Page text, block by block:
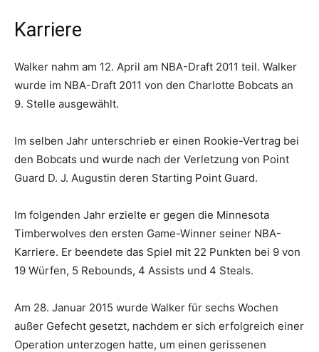
Karriere
Walker nahm am 12. April am NBA-Draft 2011 teil. Walker
wurde im NBA-Draft 2011 von den Charlotte Bobcats an
9. Stelle ausgewählt.
Im selben Jahr unterschrieb er einen Rookie-Vertrag bei
den Bobcats und wurde nach der Verletzung von Point
Guard D. J. Augustin deren Starting Point Guard.
Im folgenden Jahr erzielte er gegen die Minnesota
Timberwolves den ersten Game-Winner seiner NBA-
Karriere. Er beendete das Spiel mit 22 Punkten bei 9 von
19 Würfen, 5 Rebounds, 4 Assists und 4 Steals.
Am 28. Januar 2015 wurde Walker für sechs Wochen
außer Gefecht gesetzt, nachdem er sich erfolgreich einer
Operation unterzogen hatte, um einen gerissenen